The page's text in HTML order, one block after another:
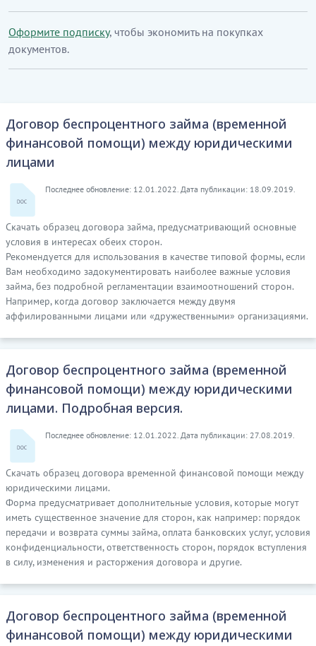
Оформите подписку, чтобы экономить на покупках
документов.
Договор беспроцентного займа (временной
финансовой помощи) между юридическими
лицами
Последнее обновление: 12.01.2022. Дата публикации: 18.09.2019.
Скачать образец договора займа, предусматривающий основные
условия в интересах обеих сторон.
Рекомендуется для использования в качестве типовой формы, если
Вам необходимо задокументировать наиболее важные условия
займа, без подробной регламентации взаимоотношений сторон.
Например, когда договор заключается между двумя
аффилированными лицами или «дружественными» организациями.
Договор беспроцентного займа (временной
финансовой помощи) между юридическими
лицами. Подробная версия.
Последнее обновление: 12.01.2022. Дата публикации: 27.08.2019.
Скачать образец договора временной финансовой помощи между
юридическими лицами.
Форма предусматривает дополнительные условия, которые могут
иметь существенное значение для сторон, как например: порядок
передачи и возврата суммы займа, оплата банковских услуг, условия
конфиденциальности, ответственность сторон, порядок вступления
в силу, изменения и расторжения договора и другие.
Договор беспроцентного займа (временной
финансовой помощи) между юридическими